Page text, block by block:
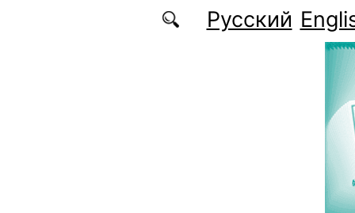
Перейти к основному содержаниюРусский